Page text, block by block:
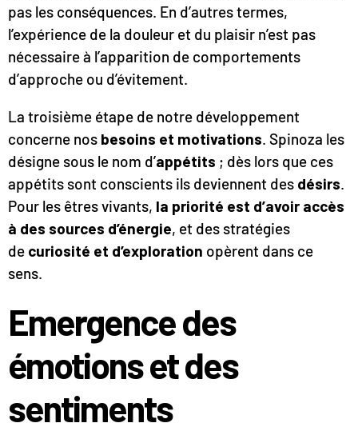
pas les conséquences. En d’autres termes,
l’expérience de la douleur et du plaisir n’est pas
nécessaire à l’apparition de comportements
d’approche ou d’évitement.
La troisième étape de notre développement
concerne nos besoins et motivations. Spinoza les
désigne sous le nom d’appétits ; dès lors que ces
appétits sont conscients ils deviennent des désirs.
Pour les êtres vivants, la priorité est d’avoir accès
à des sources d’énergie, et des stratégies
de curiosité et d’exploration opèrent dans ce
sens.
Emergence des
émotions et des
sentiments